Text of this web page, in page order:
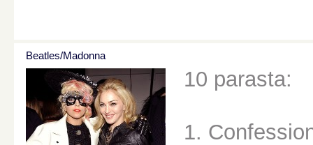
Beatles/Madonna
10 parasta:
1.